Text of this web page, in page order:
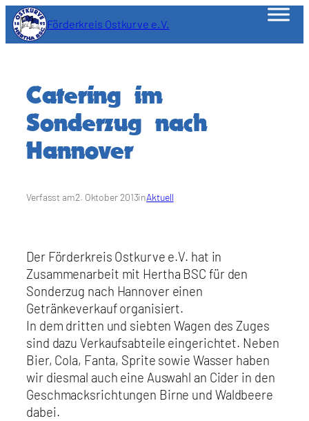
Zum
Inhalt
springen
Förderkreis Ostkurve e.V.
Catering im
Sonderzug nach
Hannover
Verfasst am2. Oktober 2013inAktuell
Der Förderkreis Ostkurve e.V. hat in
Zusammenarbeit mit Hertha BSC für den
Sonderzug nach Hannover einen
Getränkeverkauf organisiert.
In dem dritten und siebten Wagen des Zuges
sind dazu Verkaufsabteile eingerichtet. Neben
Bier, Cola, Fanta, Sprite sowie Wasser haben
wir diesmal auch eine Auswahl an Cider in den
Geschmacksrichtungen Birne und Waldbeere
dabei.